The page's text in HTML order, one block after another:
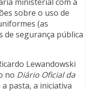
sobre o uso de
(as
de segurança pública
Lewandowski
no Diário Oficial da
pasta, a iniciativa